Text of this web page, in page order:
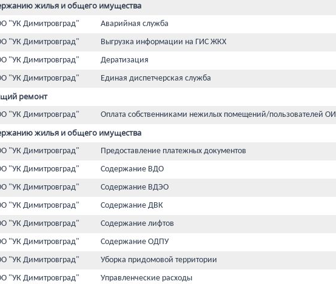
жилья и общего имущества
"УК Димитровград" Аварийная служба
"УК Димитровград" Выгрузка информации на ГИС ЖКХ
"УК Димитровград" Дератизация
"УК Димитровград" Единая диспетчерская служба
ремонт
"УК Димитровград" Оплата собственниками нежилых помещений/пользователей ОИ
жилья и общего имущества
"УК Димитровград" Предоставление платежных документов
"УК Димитровград" Содержание ВДО
"УК Димитровград" Содержание ВДЭО
"УК Димитровград" Содержание ДВК
"УК Димитровград" Содержание лифтов
"УК Димитровград" Содержание ОДПУ
"УК Димитровград" Уборка придомовой территории
"УК Димитровград" Управленческие расходы